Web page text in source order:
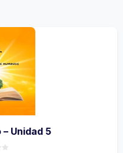
Unidad 5